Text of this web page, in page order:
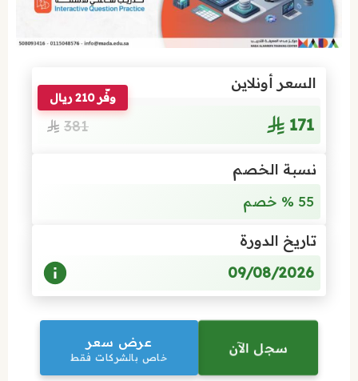
السعر أونلاين
171
وفّر 210 ريال
381
نسبة الخصم
55 % خصم
تاريخ الدورة
09/08/2026
سجل الآن عرض سعر
خاص بالشركات فقط